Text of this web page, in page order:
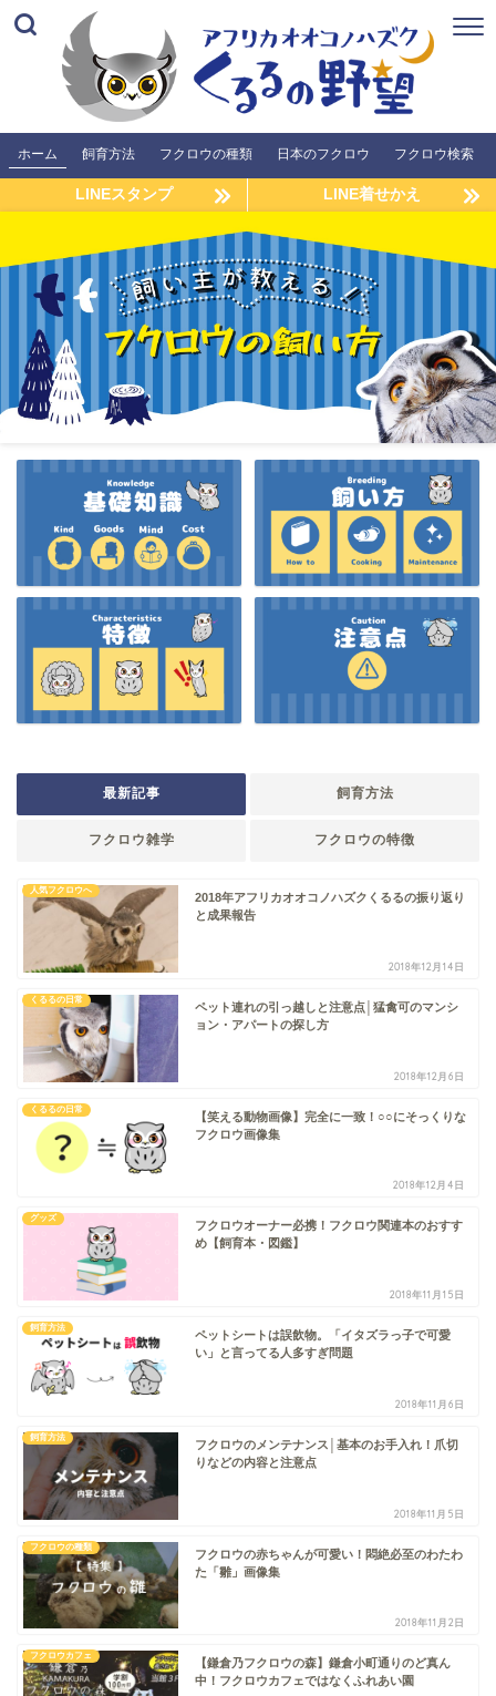
ホーム 飼育方法 フクロウの種類 日本のフクロウ フクロウ検索
LINEスタンプ LINE着せかえ
最新記事 飼育方法
フクロウ雑学 フクロウの特徴
人気フクロウへ
2018年アフリカオオコノハズクくるるの振り返り
と成果報告
2018年12月14日
くるるの日常
ペット連れの引っ越しと注意点│猛禽可のマンシ
ョン・アパートの探し方
2018年12月6日
くるるの日常
【笑える動物画像】完全に一致！○○にそっくりな
フクロウ画像集
2018年12月4日
グッズ
フクロウオーナー必携！フクロウ関連本のおすす
め【飼育本・図鑑】
2018年11月15日
飼育方法
ペットシートは誤飲物。「イタズラっ子で可愛
い」と言ってる人多すぎ問題
2018年11月6日
飼育方法
フクロウのメンテナンス│基本のお手入れ！爪切
りなどの内容と注意点
2018年11月5日
フクロウの種類
フクロウの赤ちゃんが可愛い！悶絶必至のわたわ
た「雛」画像集
2018年11月2日
フクロウカフェ
【鎌倉乃フクロウの森】鎌倉小町通りのど真ん
中！フクロウカフェではなくふれあい園